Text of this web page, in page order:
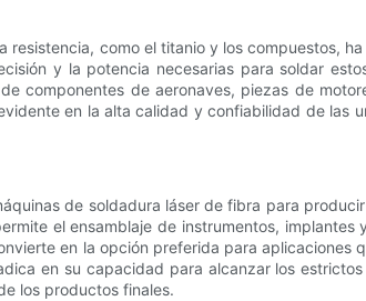
como el titanio y los compuestos,
y la potencia necesarias para soldar
componentes de aeronaves, piezas de
en la alta calidad y confiabilidad de las
de soldadura láser de fibra para
el ensamblaje de instrumentos,
en la opción preferida para aplicaciones
en su capacidad para alcanzar los
los productos finales.